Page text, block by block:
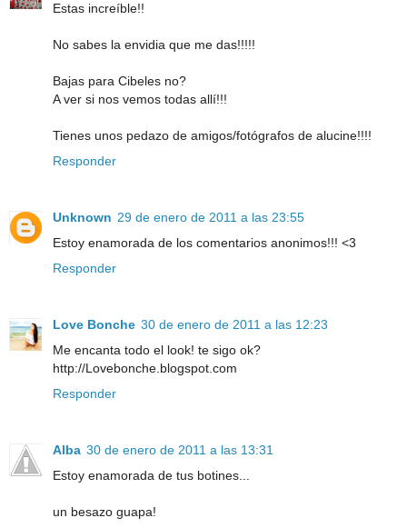
Estas increíble!!
No sabes la envidia que me das!!!!!
Bajas para Cibeles no?
A ver si nos vemos todas allí!!!
Tienes unos pedazo de amigos/fotógrafos de alucine!!!!
Responder
Unknown 29 de enero de 2011 a las 23:55
Estoy enamorada de los comentarios anonimos!!! <3
Responder
Love Bonche 30 de enero de 2011 a las 12:23
Me encanta todo el look! te sigo ok?
http://Lovebonche.blogspot.com
Responder
Alba 30 de enero de 2011 a las 13:31
Estoy enamorada de tus botines...
un besazo guapa!